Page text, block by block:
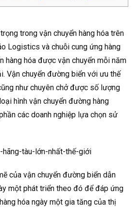
trong vận chuyển hàng hóa trên
Logistics và chuỗi cung ứng hàng
hàng hóa được vận chuyển mỗi năm
Vận chuyển đường biển với ưu thế
như chuyên chở được số lượng
hình vận chuyển đường hàng
các doanh nghiệp lựa chọn sử
của vận chuyển đường biển dẫn
một phát triển theo đó để đáp ứng
hóa ngày một gia tăng của thị